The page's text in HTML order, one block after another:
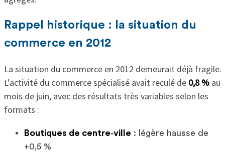
Rappel historique : la situation du
commerce en 2012
La situation du commerce en 2012 demeurait déjà fragile.
L'activité du commerce spécialisé avait reculé de 0,8 %au
mois de juin, avec des résultats très variables selon les
formats :
Boutiques de centre‑ville : légère hausse de
+0,5 %